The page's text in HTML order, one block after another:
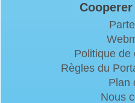
Politique de
Règles du
Plan
Nous